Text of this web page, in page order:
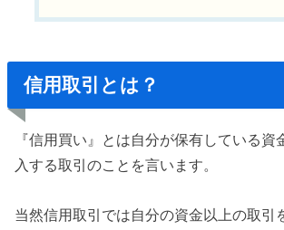
信用取引とは？
『信用買い』とは自分が保有している資
入する取引のことを言います。
当然信用取引では自分の資金以上の取引